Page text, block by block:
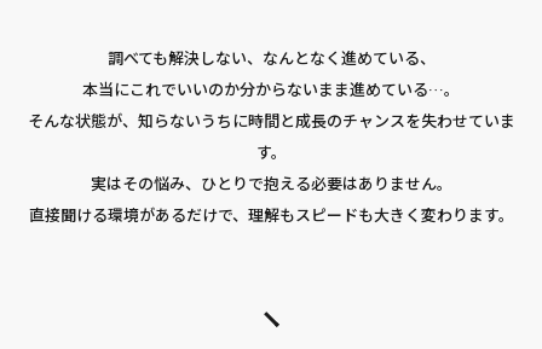
調べても解決しない、なんとなく進めている、
本当にこれでいいのか分からないまま進めている…。
そんな状態が、知らないうちに時間と成長のチャンスを失わせていま
す。
実はその悩み、ひとりで抱える必要はありません。
直接聞ける環境があるだけで、理解もスピードも大きく変わります。